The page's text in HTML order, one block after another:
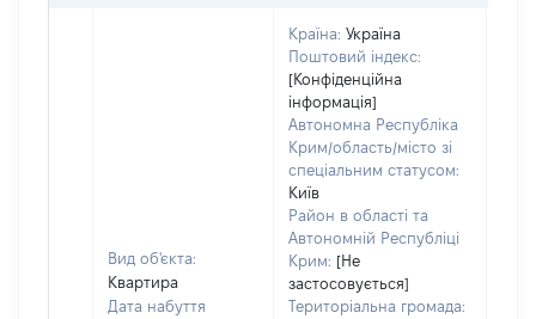
Вид об'єкта:
Квартира
Дата набуття
Країна: Україна
Поштовий індекс:
[Конфіденційна
інформація]
Автономна Республіка
Крим/область/місто зі
спеціальним статусом:
Київ
Район в області та
Автономній Республіці
Крим: [Не
застосовується]
Територіальна громада: